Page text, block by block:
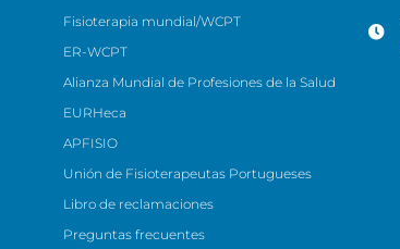
Fisioterapia mundial/WCPT
ER-WCPT
Alianza Mundial de Profesiones de la Salud
EURHeca
APFISIO
Unión de Fisioterapeutas Portugueses
Libro de reclamaciones
Preguntas frecuentes